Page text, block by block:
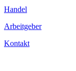
Handel
Arbeitgeber
Kontakt